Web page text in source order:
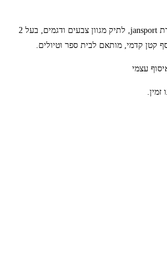
תיק גב למראה קלאסי של חברת jansport, לתיק מגוון צבעים ודגמים, בעל 2
קטן קדמי, מותאם לבית ספר וטיולים.
זמין.